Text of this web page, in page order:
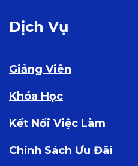
Dịch Vụ
Giảng Viên
Khóa Học
Kết Nối Việc Làm
Chính Sách Ưu Đãi